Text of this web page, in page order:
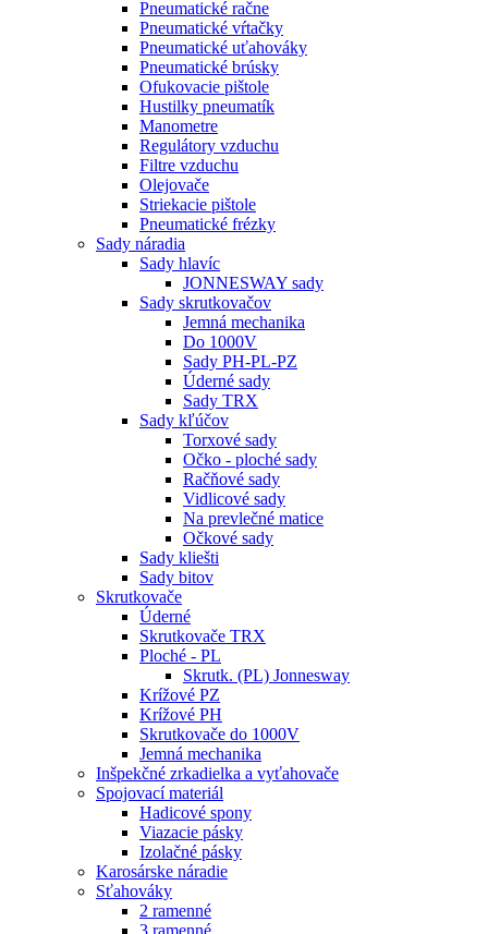
Pneumatické račne
Pneumatické vŕtačky
Pneumatické uťahováky
Pneumatické brúsky
Ofukovacie pištole
Hustilky pneumatík
Manometre
Regulátory vzduchu
Filtre vzduchu
Olejovače
Striekacie pištole
Pneumatické frézky
Sady náradia
Sady hlavíc
JONNESWAY sady
Sady skrutkovačov
Jemná mechanika
Do 1000V
Sady PH-PL-PZ
Úderné sady
Sady TRX
Sady kľúčov
Torxové sady
Očko - ploché sady
Račňové sady
Vidlicové sady
Na prevlečné matice
Očkové sady
Sady kliešti
Sady bitov
Skrutkovače
Úderné
Skrutkovače TRX
Ploché - PL
Skrutk. (PL) Jonnesway
Krížové PZ
Krížové PH
Skrutkovače do 1000V
Jemná mechanika
Inšpekčné zrkadielka a vyťahovače
Spojovací materiál
Hadicové spony
Viazacie pásky
Izolačné pásky
Karosárske náradie
Sťahováky
2 ramenné